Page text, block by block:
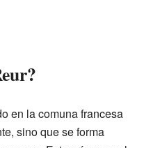
en la comuna francesa
sino que se forma